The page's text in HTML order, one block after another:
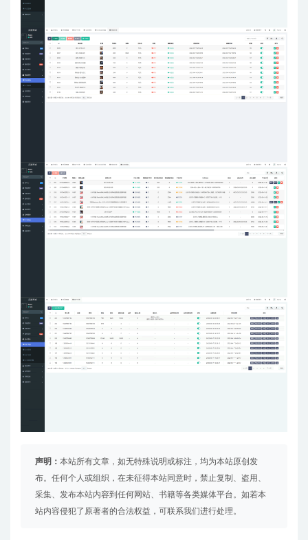
声明： 本站所有文章，如无特殊说明或标注，均为本站原创发
布。任何个人或组织，在未征得本站同意时，禁止复制、盗用、
采集、发布本站内容到任何网站、书籍等各类媒体平台。如若本
站内容侵犯了原著者的合法权益，可联系我们进行处理。